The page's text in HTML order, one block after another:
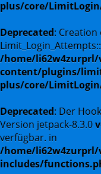
plus/core/
Deprecated:
/home/li62w4zurprl/
content/plugins/
plus/core/
Deprecated: Der
Version jetpack-8.3.0
verfügbar. in
/home/li62w4zurprl/
includes/